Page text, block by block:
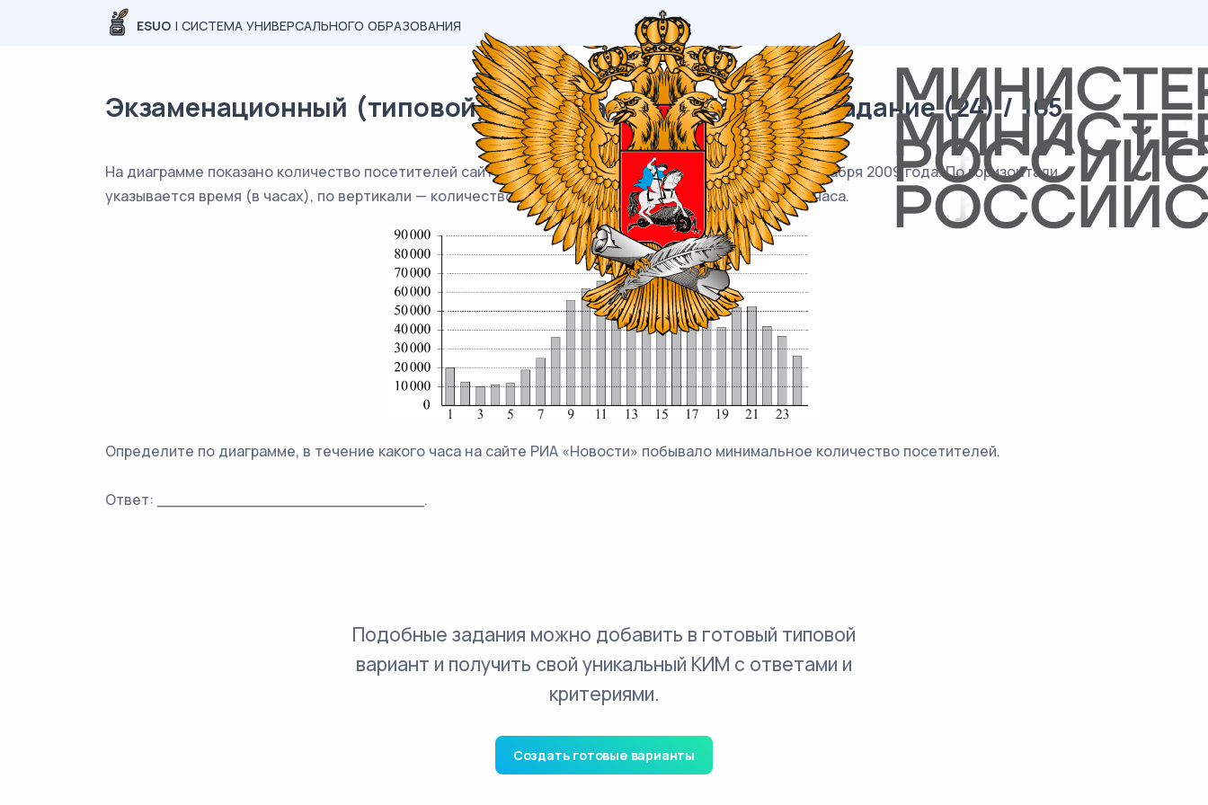
ESUO | СИСТЕМА УНИВЕРСАЛЬНОГО ОБРАЗОВАНИЯ
Экзаменационный (типовой) материал ЕГЭ / База / 03 задание (24) / 165
На диаграмме показано количество посетителей сайта РИА «Новости» в течение каждого часа 8 декабря 2009 года. По горизонтали
указывается время (в часах), по вертикали — количество посетителей сайта на протяжении этого часа.
Определите по диаграмме, в течение какого часа на сайте РИА «Новости» побывало минимальное количество посетителей.
Ответ: ___________________________.
Подобные задания можно добавить в готовый типовой
вариант и получить свой уникальный КИМ с ответами и
критериями.
Создать готовые варианты